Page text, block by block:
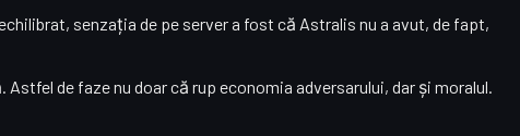
senzația de pe server a fost că Astralis nu a avut, de fapt,
de faze nu doar că rup economia adversarului, dar și moralul.